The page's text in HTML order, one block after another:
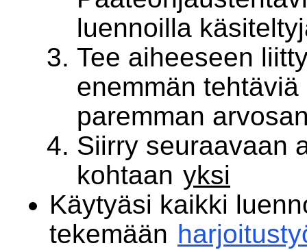
luennoilla
Tee aiheeseen
enemmän
paremman
Siirry seuraavaan
kohtaan yksi
Käytyäsi kaikki
tekemään